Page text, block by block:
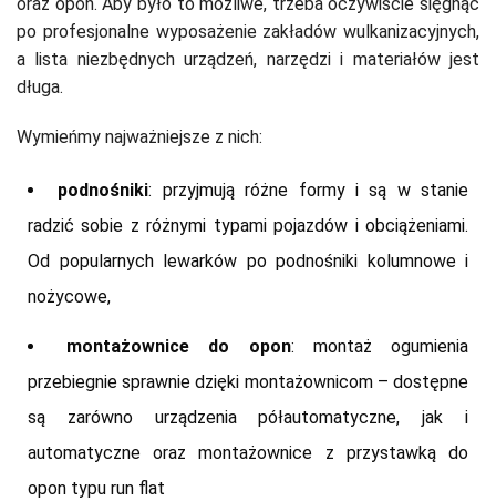
po profesjonalne wyposażenie zakładów wulkanizacyjnych,
a lista niezbędnych urządzeń, narzędzi i materiałów jest
długa.
Wymieńmy najważniejsze z nich:
podnośniki: przyjmują różne formy i są w stanie
radzić sobie z różnymi typami pojazdów i obciążeniami.
Od popularnych lewarków po podnośniki kolumnowe i
nożycowe,
montażownice do opon: montaż ogumienia
przebiegnie sprawnie dzięki montażownicom – dostępne
są zarówno urządzenia półautomatyczne, jak i
automatyczne oraz montażownice z przystawką do
opon typu run flat